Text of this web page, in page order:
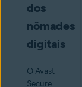
dos
nômades
digitais
O Avast
Secure